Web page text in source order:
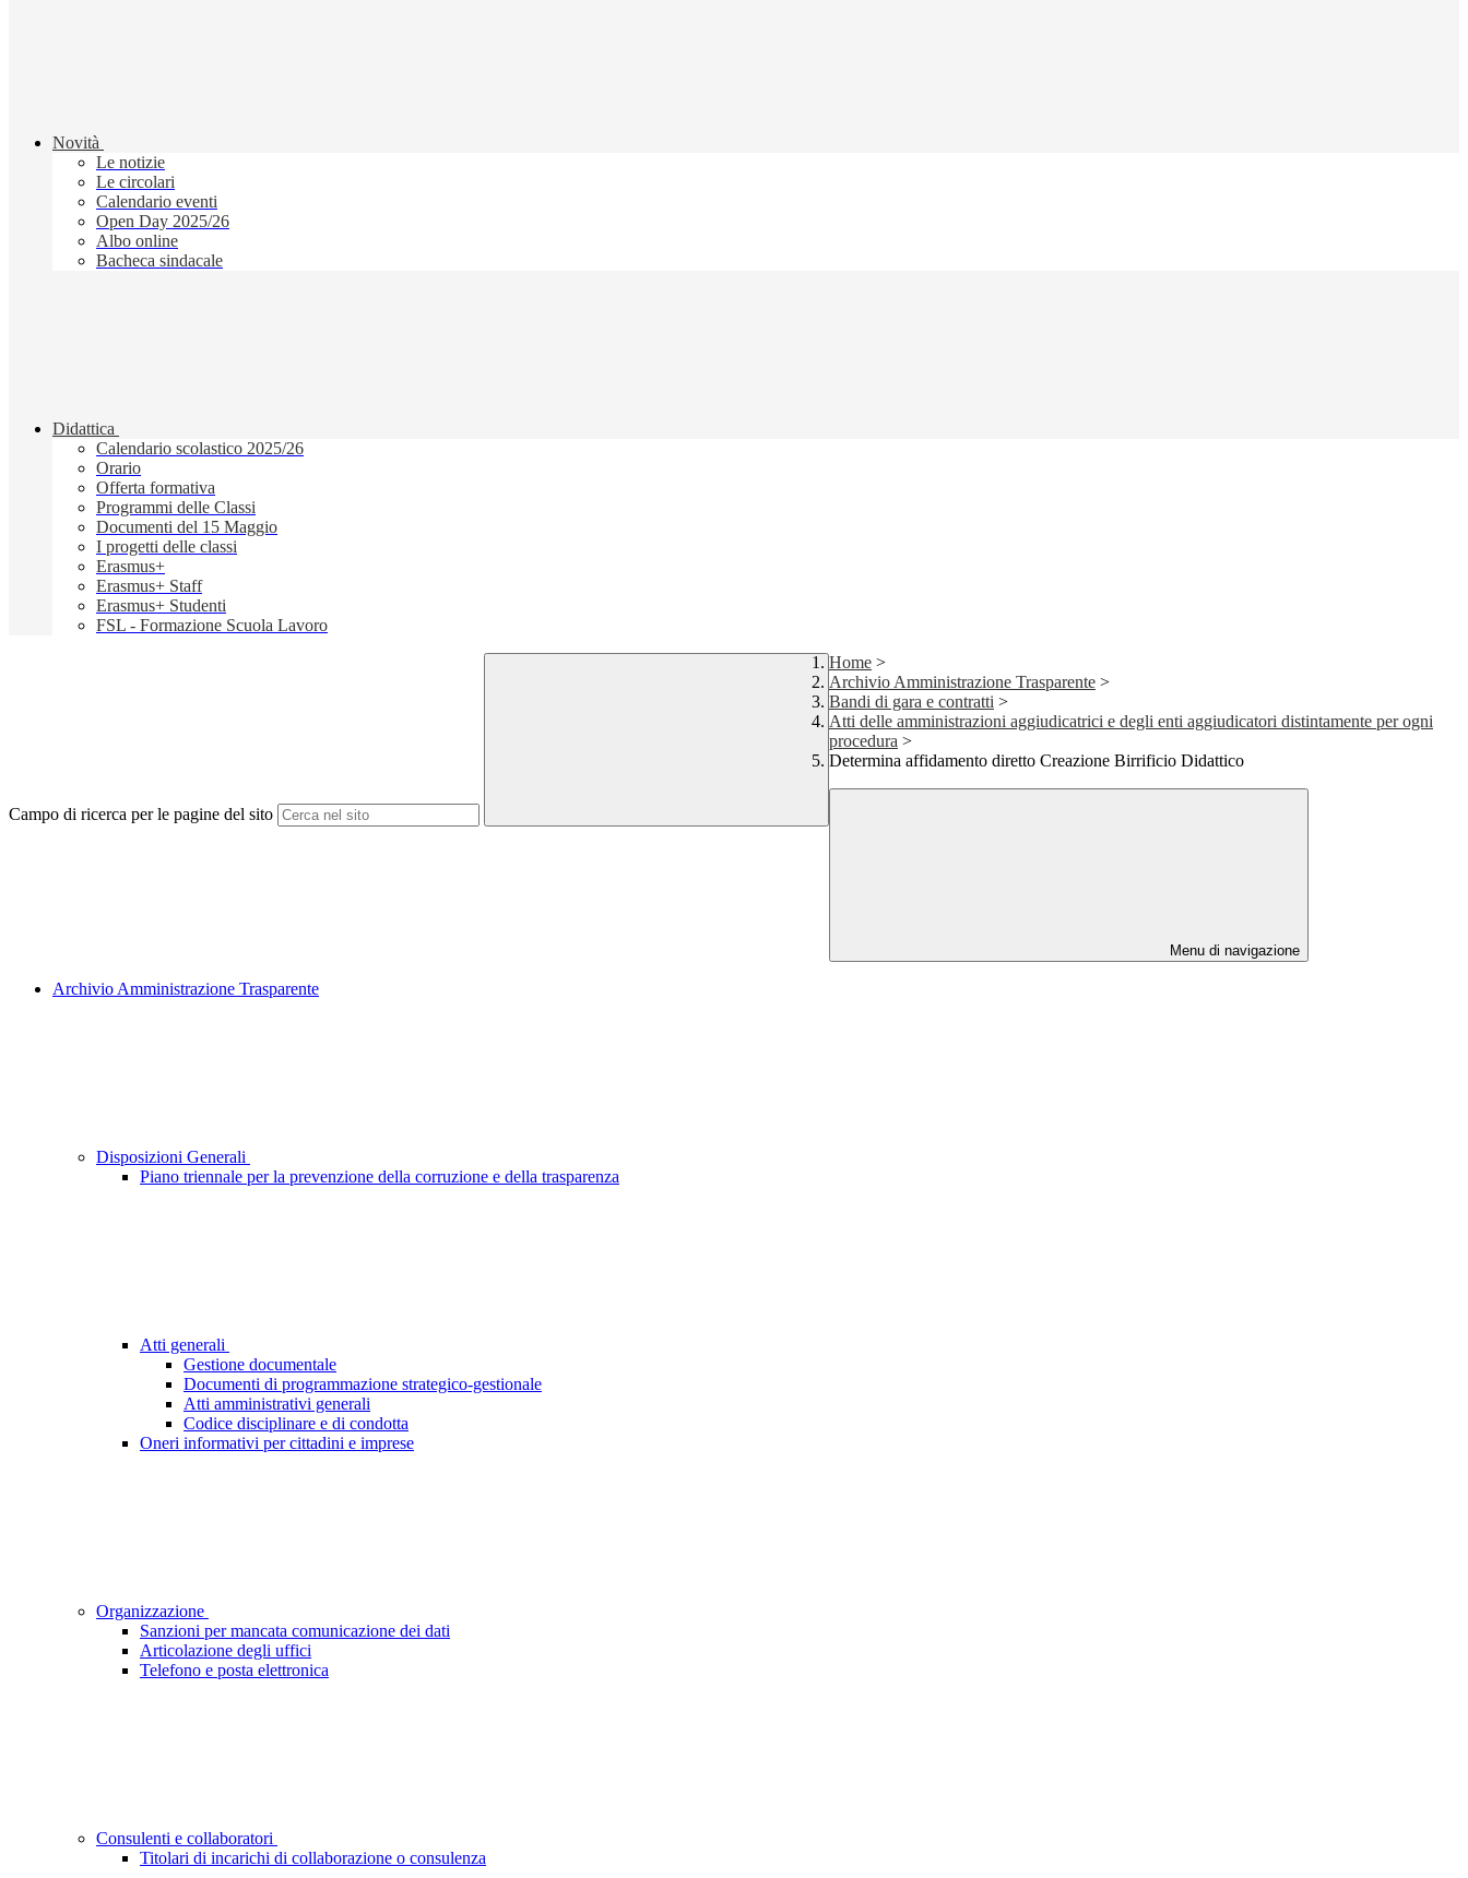
Novità
Le notizie
Le circolari
Calendario eventi
Open Day 2025/26
Albo online
Bacheca sindacale
Didattica
Calendario scolastico 2025/26
Orario
Offerta formativa
Programmi delle Classi
Documenti del 15 Maggio
I progetti delle classi
Erasmus+
Erasmus+ Staff
Erasmus+ Studenti
FSL - Formazione Scuola Lavoro
Campo di ricerca per le pagine del sito
Home >
Archivio Amministrazione Trasparente >
Bandi di gara e contratti >
Atti delle amministrazioni aggiudicatrici e degli enti aggiudicatori distintamente per ogni
procedura >
Determina affidamento diretto Creazione Birrificio Didattico
Menu di navigazione
Archivio Amministrazione Trasparente
Disposizioni Generali
Piano triennale per la prevenzione della corruzione e della trasparenza
Atti generali
Gestione documentale
Documenti di programmazione strategico-gestionale
Atti amministrativi generali
Codice disciplinare e di condotta
Oneri informativi per cittadini e imprese
Organizzazione
Sanzioni per mancata comunicazione dei dati
Articolazione degli uffici
Telefono e posta elettronica
Consulenti e collaboratori
Titolari di incarichi di collaborazione o consulenza